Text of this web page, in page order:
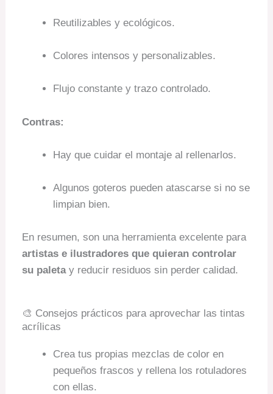
Reutilizables y ecológicos.
Colores intensos y personalizables.
Flujo constante y trazo controlado.
Contras:
Hay que cuidar el montaje al rellenarlos.
Algunos goteros pueden atascarse si no se
limpian bien.
En resumen, son una herramienta excelente para
artistas e ilustradores que quieran controlar
su paletay reducir residuos sin perder calidad.
🎨 Consejos prácticos para aprovechar las tintas
acrílicas
Crea tus propias mezclas de color en
pequeños frascos y rellena los rotuladores
con ellas.